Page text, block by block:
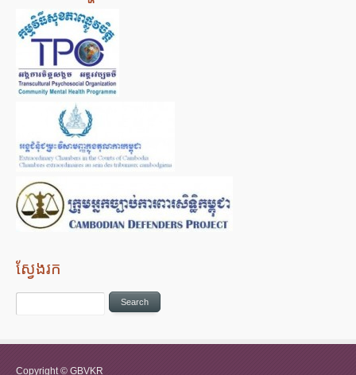
ស្វែងរក
Copyright © GBVKR